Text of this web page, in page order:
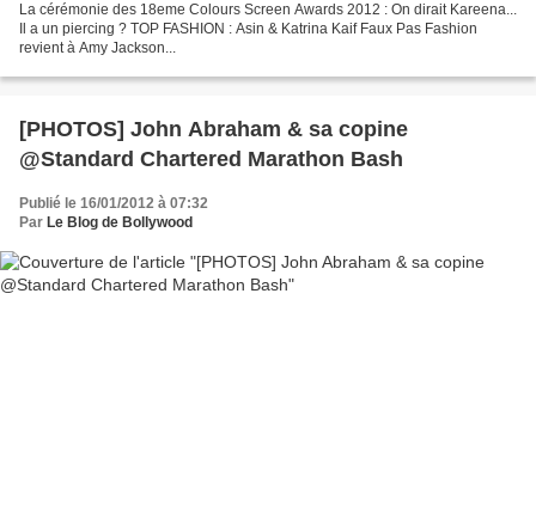
La cérémonie des 18eme Colours Screen Awards 2012 : On dirait Kareena...
Il a un piercing ? TOP FASHION : Asin & Katrina Kaif Faux Pas Fashion
revient à Amy Jackson...
[PHOTOS] John Abraham & sa copine
@Standard Chartered Marathon Bash
Publié le 16/01/2012 à 07:32
Par Le Blog de Bollywood